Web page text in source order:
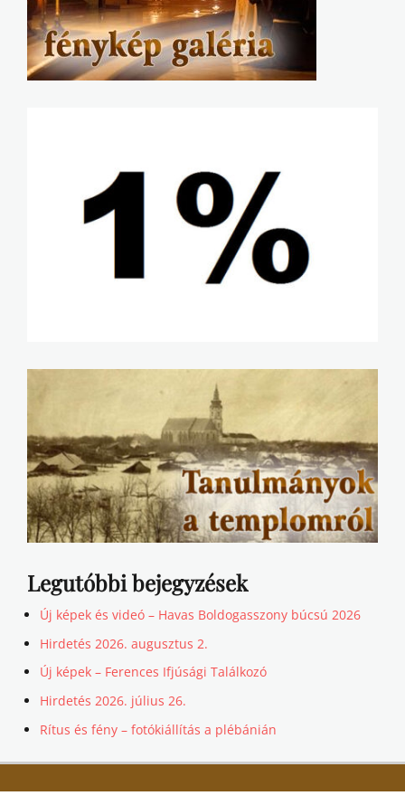
Legutóbbi bejegyzések
Új képek és videó – Havas Boldogasszony búcsú 2026
Hirdetés 2026. augusztus 2.
Új képek – Ferences Ifjúsági Találkozó
Hirdetés 2026. július 26.
Rítus és fény – fotókiállítás a plébánián